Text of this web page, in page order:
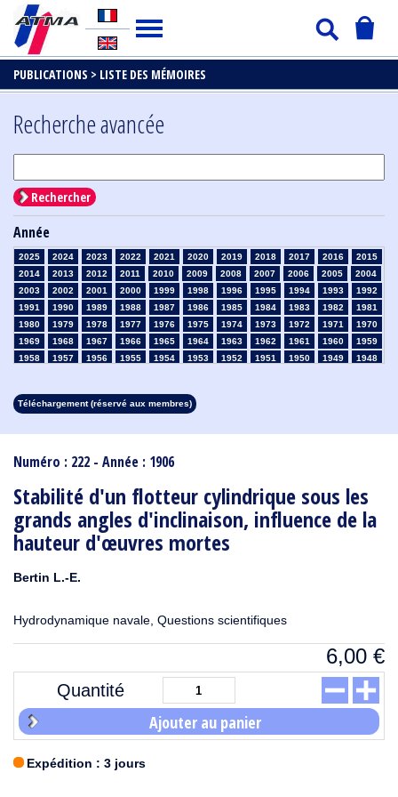
PUBLICATIONS > LISTE DES MÉMOIRES
Numéro : 222 - Année : 1906
Stabilité d'un flotteur cylindrique sous les
grands angles d'inclinaison, influence de la
hauteur d'œuvres mortes
Bertin L.-E.
Hydrodynamique navale, Questions scientifiques
6,00 €
Quantité
Ajouter au panier
Expédition : 3 jours
Recherche avancée
Rechercher
Année
2025 2024 2023 2022 2021 2020 2019 2018 2017 2016
2015
2014
2013 2012 2011 2010 2009 2008 2007 2006 2005
2004
2003
2002 2001 2000 1999 1998 1996 1995 1994 1993
1992
1991
1990 1989 1988 1987 1986 1985 1984 1983 1982
1981
1980
1979 1978 1977 1976 1975 1974 1973 1972 1971
1970
1969
1968 1967 1966 1965 1964 1963 1962 1961 1960
1959
1958
1957 1956 1955 1954 1953 1952 1951 1950 1949
1948
1913
1912 1911 1910 1909 1908
Téléchargement (réservé aux membres)